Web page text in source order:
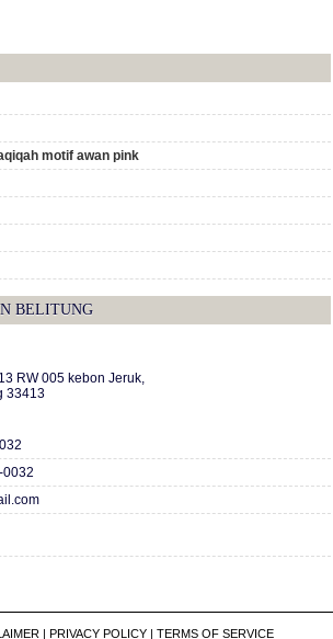
motif awan pink
BELITUNG
RW 005 kebon Jeruk,
33413
0032
| PRIVACY POLICY| TERMS OF SERVICE